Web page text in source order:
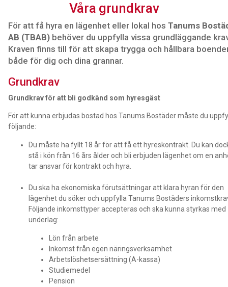
Våra grundkrav
För att få hyra en lägenhet eller lokal hos Tanums
AB (TBAB) behöver du uppfylla vissa grundläggande
Kraven finns till för att skapa trygga och hållbara
både för dig och dina grannar.
Grundkrav
Grundkrav för att bli godkänd som hyresgäst
För att kunna erbjudas bostad hos Tanums Bostäder måste du
följande:
Du måste ha fyllt 18 år för att få ett hyreskontrakt. Du kan
stå i kön från 16 års ålder och bli erbjuden lägenhet om en
tar ansvar för kontrakt och hyra.
Du ska ha ekonomiska förutsättningar att klara hyran för den
lägenhet du söker och uppfylla Tanums Bostäders
Följande inkomsttyper accepteras och ska kunna styrkas med
underlag:
Lön från arbete
Inkomst från egen näringsverksamhet
Arbetslöshetsersättning (A-kassa)
Studiemedel
Pension